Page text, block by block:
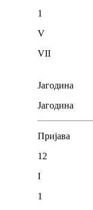
1
V
VII
Јагодина
Јагодина
Пријава
12
I
1